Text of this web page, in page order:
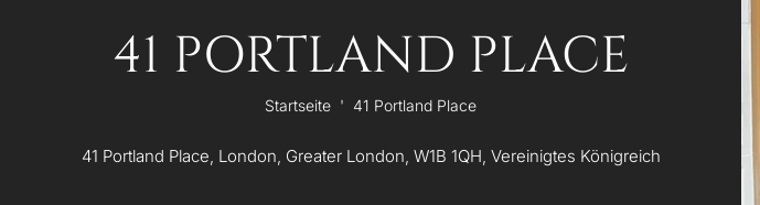
41 PORTLAND PLACE
Startseite ' 41 Portland Place
41 Portland Place, London, Greater London, W1B 1QH, Vereinigtes Königreich